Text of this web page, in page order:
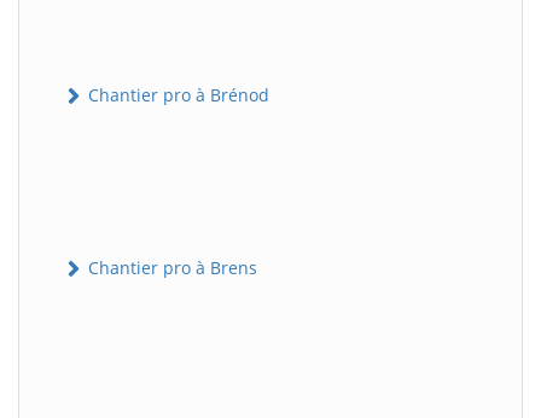
Chantier pro à Brénod
Chantier pro à Brens